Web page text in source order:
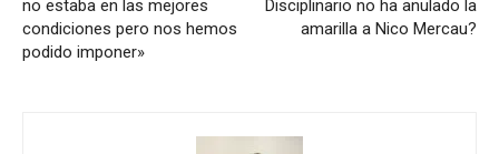
no estaba en las mejores
condiciones pero nos hemos
podido imponer»
Disciplinario no ha anulado la
amarilla a Nico Mercau?